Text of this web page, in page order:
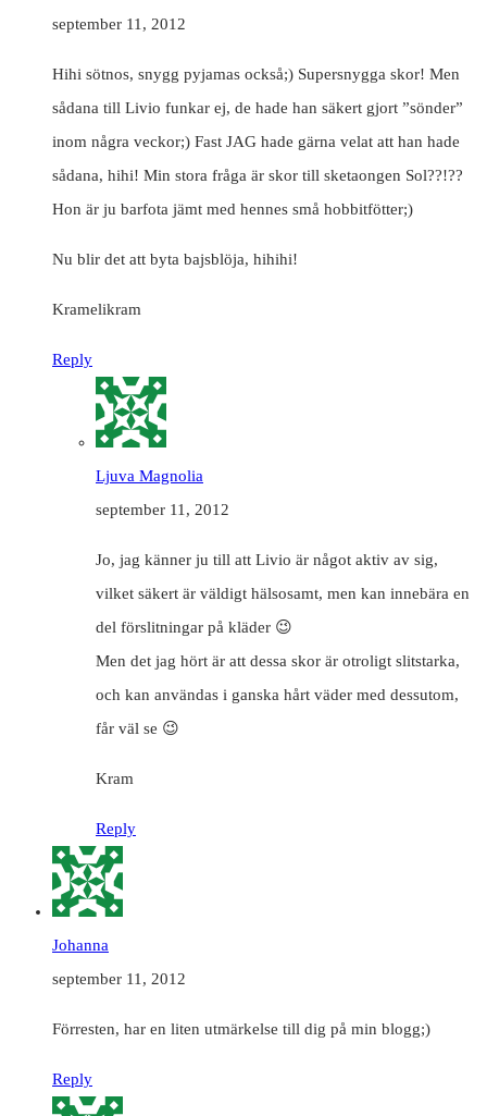
september 11, 2012
Hihi sötnos, snygg pyjamas också;) Supersnygga skor! Men
sådana till Livio funkar ej, de hade han säkert gjort ”sönder”
inom några veckor;) Fast JAG hade gärna velat att han hade
sådana, hihi! Min stora fråga är skor till sketaongen Sol??!??
Hon är ju barfota jämt med hennes små hobbitfötter;)
Nu blir det att byta bajsblöja, hihihi!
Kramelikram
Reply
Ljuva Magnolia
september 11, 2012
Jo, jag känner ju till att Livio är något aktiv av sig,
vilket säkert är väldigt hälsosamt, men kan innebära en
del förslitningar på kläder 😉
Men det jag hört är att dessa skor är otroligt slitstarka,
och kan användas i ganska hårt väder med dessutom,
får väl se 😉
Kram
Reply
Johanna
september 11, 2012
Förresten, har en liten utmärkelse till dig på min blogg;)
Reply